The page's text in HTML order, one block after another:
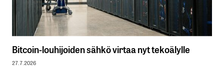
Bitcoin-louhijoiden sähkö virtaa nyt tekoälylle
27.7.2026